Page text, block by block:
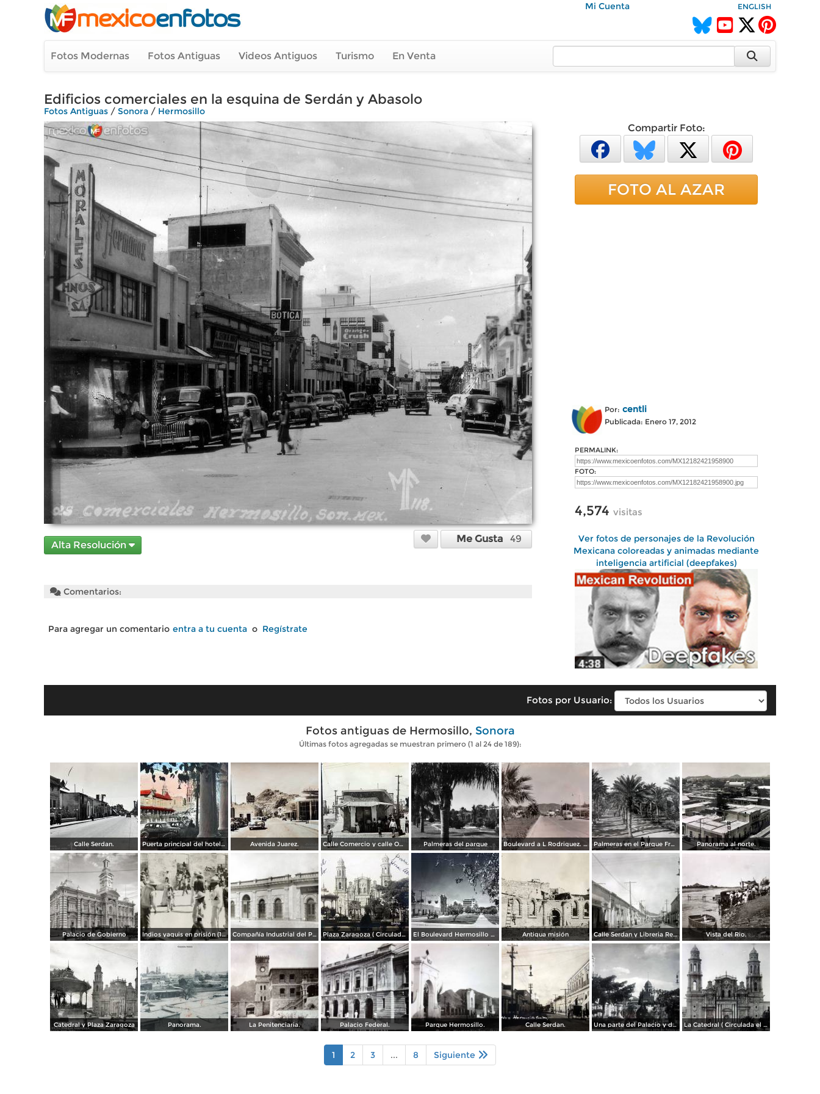
Mi Cuenta ENGLISH
Fotos Modernas Fotos Antiguas Videos Antiguos Turismo En Venta
Edificios comerciales en la esquina de Serdán y Abasolo
Fotos Antiguas / Sonora / Hermosillo
Alta Resolución
Me Gusta 49
Comentarios:
Para agregar un comentario entra a tu cuenta o Regístrate
Compartir Foto:
FOTO AL AZAR
Por: centli
Publicada: Enero 17, 2012
PERMALINK:
FOTO:
4,574 visitas
Ver fotos de personajes de la Revolución
Mexicana coloreadas y animadas mediante
inteligencia artificial (deepfakes)
Fotos por Usuario:
Fotos antiguas de Hermosillo, Sonora
Últimas fotos agregadas se muestran primero (1 al 24 de 189):
Calle Serdan. Puerta principal del hotel Ramos. ( Circulada el 29 de Enero de 1942 ). Avenida Juarez. Calle Comercio y calle Obregon. Palmeras del parque Boulevard a L Rodriguez. ( Circulada el 7 de Agosto de 1961 ). Palmeras en el Parque Francisco I Madero. Panorama al norte.
Palacio de Gobierno Indios yaquis en prisión (1908) Compañía Industrial del Pacífico (1908) Plaza Zaragoza ( Circulada el 27 de Enero de 1913 ). El Boulevard Hermosillo Sonora. Antigua misión Calle Serdan y Libreria Renacimiento. Vista del Rio.
Catedral y Plaza Zaragoza Panorama. La Penitenciaria. Palacio Federal. Parque Hermosillo. Calle Serdan. Una parte del Palacio y de la Plaza ( Circulada el 9 de Enero de 1911 ). La Catedral ( Circulada el 9 de Enero de 1911 ).
1 2 3 ... 8 Siguiente